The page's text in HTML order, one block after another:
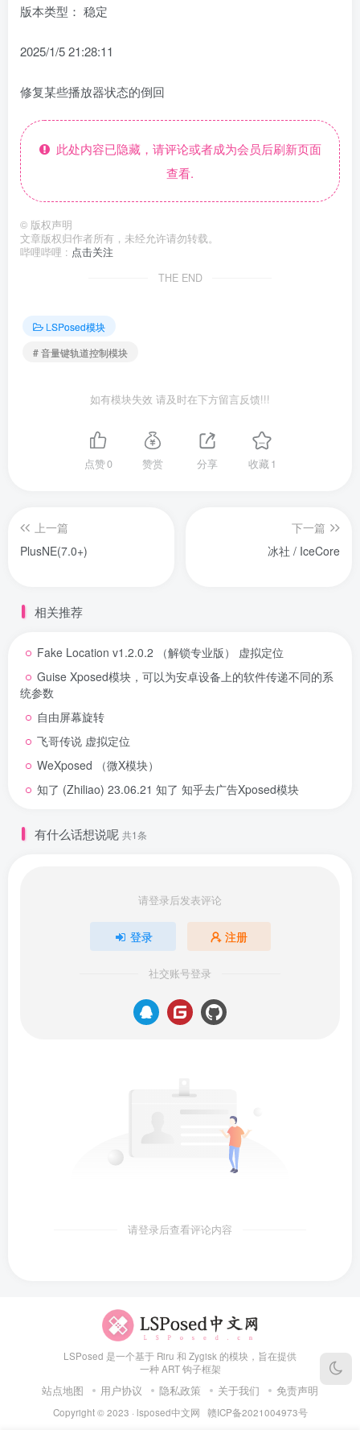
版本类型： 稳定
2025/1/5 21:28:11
修复某些播放器状态的倒回
此处内容已隐藏，请评论或者成为会员后刷新页面
查看.
© 版权声明
文章版权归作者所有，未经允许请勿转载。
哔哩哔哩 : 点击关注
THE END
LSPosed模块
# 音量键轨道控制模块
如有模块失效 请及时在下方留言反馈!!!
点赞0 赞赏 分享 收藏1
上一篇
PlusNE(7.0+)
下一篇
冰社 / IceCore
相关推荐
Fake Location v1.2.0.2 （解锁专业版） 虚拟定位
Guise Xposed模块，可以为安卓设备上的软件传递不同的系
统参数
自由屏幕旋转
飞哥传说 虚拟定位
WeXposed （微X模块）
知了 (Zhiliao) 23.06.21 知了 知乎去广告Xposed模块
有什么话想说呢 共1条
请登录后发表评论
登录 注册
社交账号登录
请登录后查看评论内容
LSPosed 是一个基于 Riru 和 Zygisk 的模块，旨在提供
一种 ART 钩子框架
站点地图 用户协议 隐私政策 关于我们 免责声明
Copyright © 2023 · lsposed中文网 赣ICP备2021004973号